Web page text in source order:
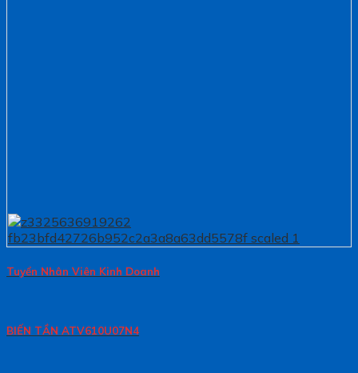
Tuyển Nhân Viên Kinh Doanh
BIẾN TẦN ATV610U07N4